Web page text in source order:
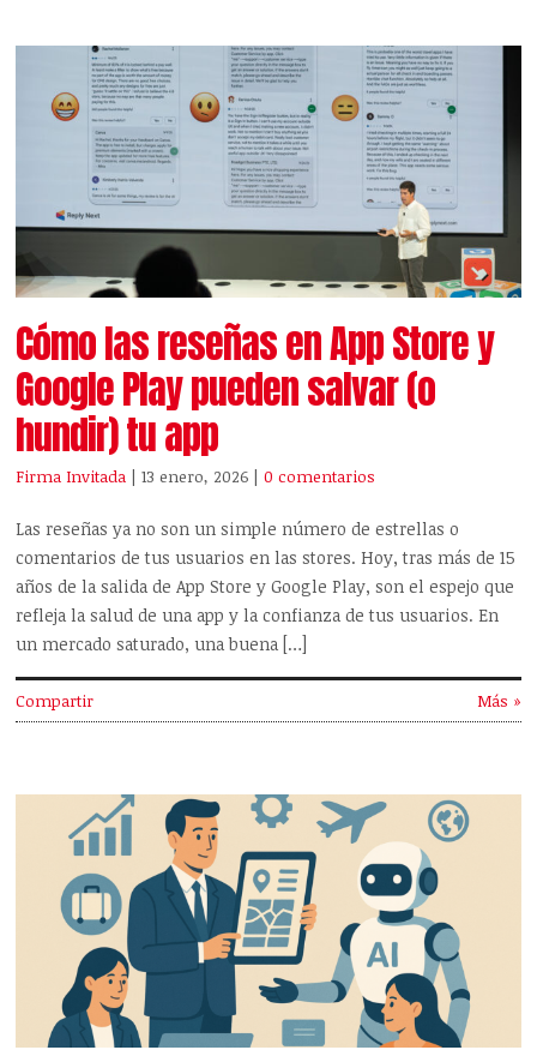
Cómo las reseñas en App Store y
Google Play pueden salvar (o
hundir) tu app
Firma Invitada | 13 enero, 2026 |0 comentarios
Las reseñas ya no son un simple número de estrellas o
comentarios de tus usuarios en las stores. Hoy, tras más de 15
años de la salida de App Store y Google Play, son el espejo que
refleja la salud de una app y la confianza de tus usuarios. En
un mercado saturado, una buena […]
Compartir Más »